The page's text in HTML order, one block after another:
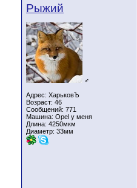
Рыжий
♂
Адрес: ХарьковЪ
Возраст: 46
Сообщений: 771
Машина: Opel у меня
Длина: 4250мкм
Диаметр: 33мм